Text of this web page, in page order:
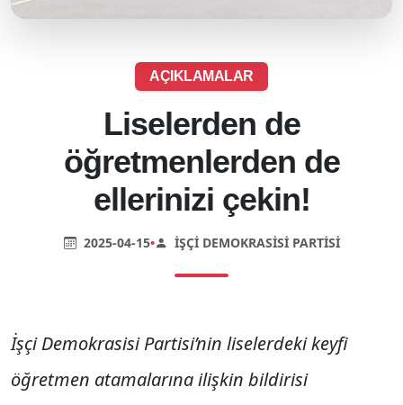
AÇIKLAMALAR
Liselerden de
öğretmenlerden de
ellerinizi çekin!
2025-04-15• İŞÇI DEMOKRASISI PARTISI
İşçi Demokrasisi Partisi’nin liselerdeki keyfi
öğretmen atamalarına ilişkin bildirisi